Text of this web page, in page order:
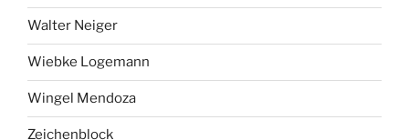
Walter Neiger
Wiebke Logemann
Wingel Mendoza
Zeichenblock